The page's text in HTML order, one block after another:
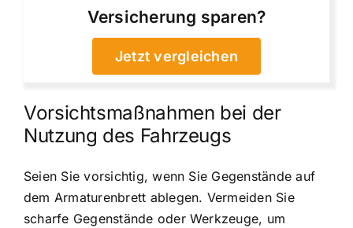
Versicherung sparen?
Jetzt vergleichen
Vorsichtsmaßnahmen bei der
Nutzung des Fahrzeugs
Seien Sie vorsichtig, wenn Sie Gegenstände auf
dem Armaturenbrett ablegen. Vermeiden Sie
scharfe Gegenstände oder Werkzeuge, um